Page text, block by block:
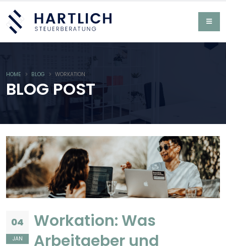
BLOG POST
HOME BLOG WORKATION
04
JAN
Workation: Was
Arbeitgeber und